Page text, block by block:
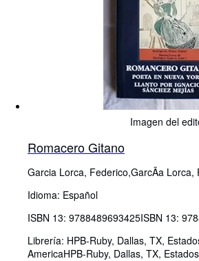
Imagen del
Romacero Gitano
Garcia Lorca, Federico,GarcÃa Lorca,
Idioma: Español
ISBN 13: 9788489693425ISBN 13:
Librería: HPB-Ruby, Dallas, TX,
AmericaHPB-Ruby, Dallas, TX,